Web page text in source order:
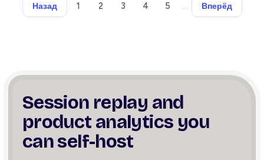
Назад 1 2 3 4 5 … Вперёд
Session replay and
product analytics you
can self-host